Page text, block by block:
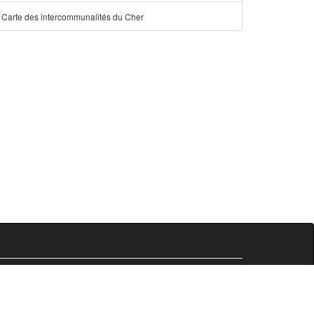
Carte des intercommunalités du Cher